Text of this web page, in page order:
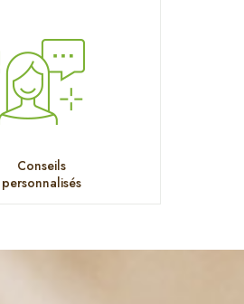
Conseils
personnalisés